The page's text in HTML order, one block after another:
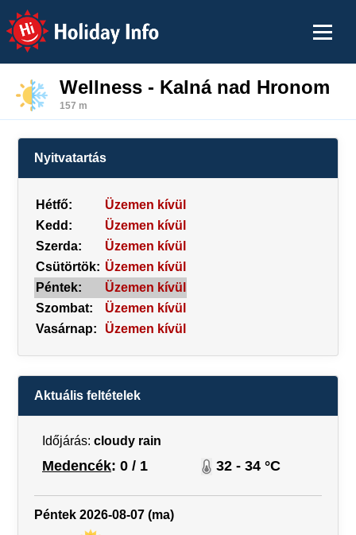
Holiday Info
Wellness - Kalná nad Hronom
157 m
Nyitvatartás
Hétfő:
Üzemen kívül
Kedd:
Üzemen kívül
Szerda:
Üzemen kívül
Csütörtök: Üzemen kívül
Péntek:
Üzemen kívül
Szombat:
Üzemen kívül
Vasárnap:
Üzemen kívül
Aktuális feltételek
Időjárás: cloudy rain
Medencék: 0 / 1 32 - 34 °C
Péntek 2026-08-07 (ma)